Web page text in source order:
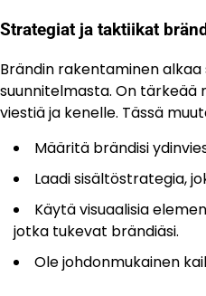
Strategiat ja taktiikat
Brändin rakentaminen
suunnitelmasta. On
viestiä ja kenelle. Tässä
Määritä brändisi
Laadi sisältöstrategia,
Käytä visuaalisia
jotka tukevat brändiäsi.
Ole johdonmukainen